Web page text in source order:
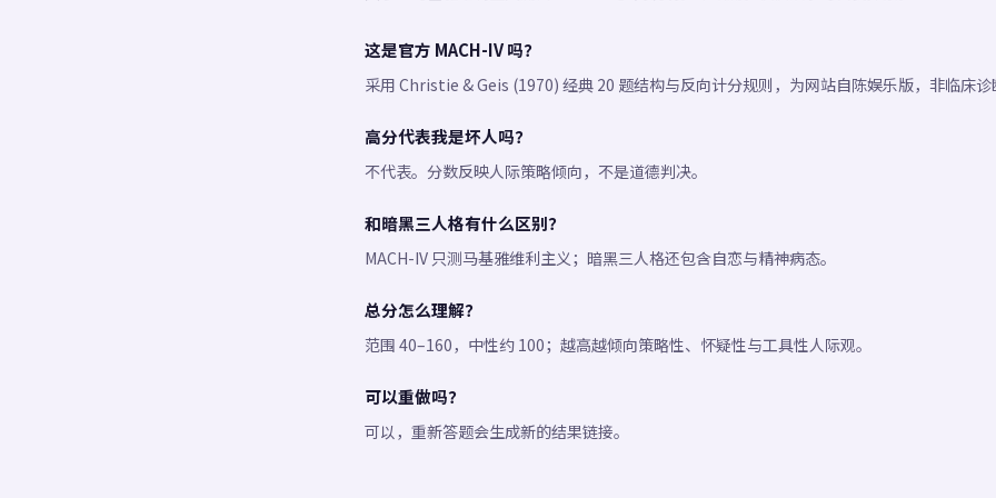
这是官方 MACH-IV 吗？
采用 Christie & Geis (1970) 经典 20 题结构与反向计分规则，为网站自陈娱乐版，非临床诊
高分代表我是坏人吗？
不代表。分数反映人际策略倾向，不是道德判决。
和暗黑三人格有什么区别？
MACH-IV 只测马基雅维利主义；暗黑三人格还包含自恋与精神病态。
总分怎么理解？
范围 40–160，中性约 100；越高越倾向策略性、怀疑性与工具性人际观。
可以重做吗？
可以，重新答题会生成新的结果链接。